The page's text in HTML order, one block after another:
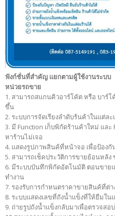
ฟังก์ชั่นที่สำคัญ แยกตามผู้ใช้งานระบบ
หน่วยรถขาย
1. สามารถสแกนคิวอาร์โคัต หรือ บาร์
ขึ้น
2. ระบบการจัดเรียงลำดับร้นค้าในแต่ละ
3. มี Function เก็บพิกัดร้านค้าใหม่ แล
หาร้านไม่เจอ
4. แสดงรูปภาพสินค้ที่หน้าจอ เพื่อป้อง
5. สามารถเช็คประวัติการขายย้อนหลัง
6. มีระบบบันทึกพิกัดอัตโนมัติ ตอนขา
ทำงาน
7. รองรับการกำหนตราคาขายสินค้ที่ต่
8. ระบบแสดงเลขที่ถังน้ำแข็งที่ให้ยืมใน
9. ถ่ายรูปถังน้ำแข็งกลับมาเพื่อตรวจสอ